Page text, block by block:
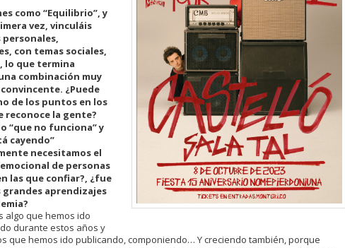
como “Equilibrio”, y
vez, vinculáis
personales,
con temas sociales,
lo que termina
combinación muy
¿Puede
de los puntos en los
reconoce la gente?
“que no funciona” y
cayendo”
necesitamos el
de personas
las que confiar?, ¿fue
grandes aprendizajes
algo que hemos ido
durante estos años y
que hemos ido publicando, componiendo… Y creciendo también, porque